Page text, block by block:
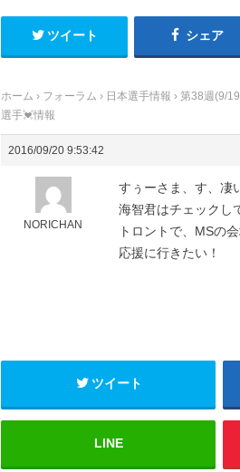
ツイート シェア
ホーム › フォーラム › 日本選手情報 › 第38週(9/
選手💓情報
2016/09/20 9:53:42
NORICHAN
すぅーさま、す、凄
海智君はチェックし
トロントで、MSの
応援に行きたい！
ツイート
LINE